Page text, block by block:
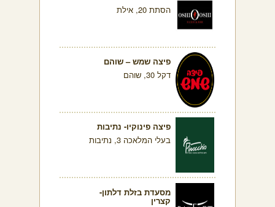
הסתת 20, אילת
פיצה שמש – שוהם
דקל 30, שוהם
פיצה פינוקיו- נתיבות
בעלי המלאכה 3, נתיבות
מסעדת בזלת דלתון-
קצרין